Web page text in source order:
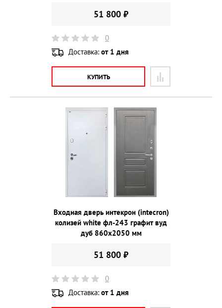
51 800 ₽
0
Доставка: от 1 дня
КУПИТЬ
Входная дверь интекрон (intecron)
колизей white фл-243 графит вуд
дуб 860х2050 мм
51 800 ₽
0
Доставка: от 1 дня